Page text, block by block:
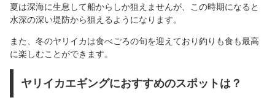
夏は深海に生息して船からしか狙えませんが、この時期になると
水深の深い堤防から狙えるようになります。
また、冬のヤリイカは食べごろの旬を迎えており釣りも食も最高
に楽しむことができます。
ヤリイカエギングにおすすめのスポットは？